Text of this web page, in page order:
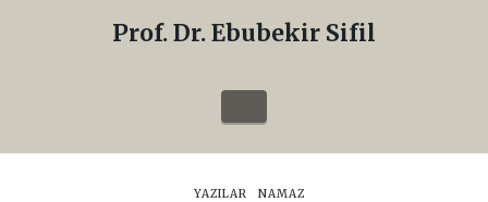
Sifil
Prof. Dr. Ebubekir Sifil
Navigation
HOME
YAZILAR NAMAZ